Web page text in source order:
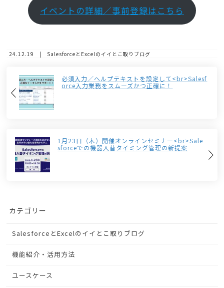
イベントの詳細／事前登録はこちら
24.12.19 | SalesforceとExcelのイイとこ取りブログ
必須入力／ヘルプテキストを設定して<br>Salesf
orce入力業務をスムーズかつ正確に！
1月23日（木）開催オンラインセミナー<br>Sale
sforceでの機器入替タイミング管理の新提案
カテゴリー
SalesforceとExcelのイイとこ取りブログ
機能紹介・活用方法
ユースケース